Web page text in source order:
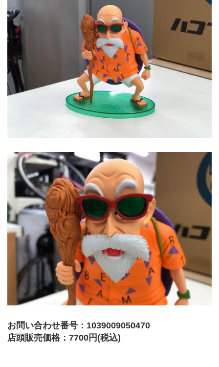
お問い合わせ番号：1039009050470
店頭販売価格：7700円(税込)